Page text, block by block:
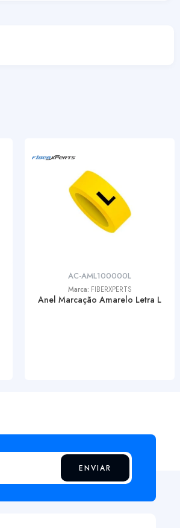
AC-AML100000L
Marca: FIBERXPERTS
Anel Marcação Amarelo Letra L
ENVIAR